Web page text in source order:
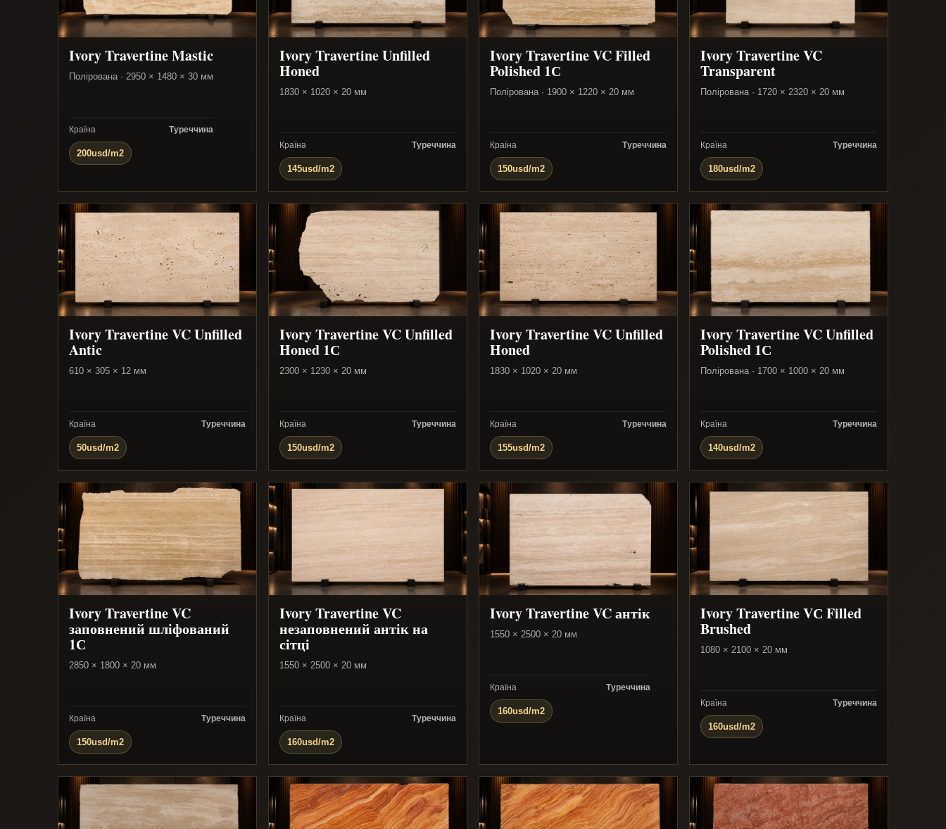
Ivory Travertine Mastic
Полірована · 2950 × 1480 × 30 мм
Країна Туреччина
200usd/m2
Ivory Travertine Unfilled
Honed
1830 × 1020 × 20 мм
Країна Туреччина
145usd/m2
Ivory Travertine VC Filled
Polished 1С
Полірована · 1900 × 1220 × 20 мм
Країна Туреччина
150usd/m2
Ivory Travertine VC
Transparent
Полірована · 1720 × 2320 × 20 мм
Країна Туреччина
180usd/m2
Ivory Travertine VC Unfilled
Antic
610 × 305 × 12 мм
Країна Туреччина
50usd/m2
Ivory Travertine VC Unfilled
Honed 1С
2300 × 1230 × 20 мм
Країна Туреччина
150usd/m2
Ivory Travertine VC Unfilled
Honed
1830 × 1020 × 20 мм
Країна Туреччина
155usd/m2
Ivory Travertine VC Unfilled
Polished 1С
Полірована · 1700 × 1000 × 20 мм
Країна Туреччина
140usd/m2
Ivory Travertine VC
заповнений шліфований
1С
2850 × 1800 × 20 мм
Країна Туреччина
150usd/m2
Ivory Travertine VC
незаповнений антік на
сітці
1550 × 2500 × 20 мм
Країна Туреччина
160usd/m2
Ivory Travertine VC антік
1550 × 2500 × 20 мм
Країна Туреччина
160usd/m2
Ivory Travertine VС Filled
Brushed
1080 × 2100 × 20 мм
Країна Туреччина
160usd/m2